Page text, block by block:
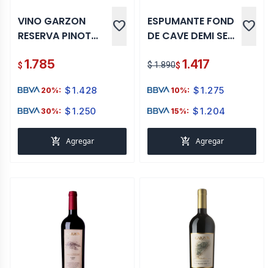
VINO GARZON
RESERVA PINOT
MAGNUM 1.5 LT
favorite
$ 1.785
20%: $1.428
30%: $1.250
add_shopping_cart Agregar
ESPUMANTE FOND
DE CAVE DEMI SEC
favorite
$ 1.890$ 1.417
10%: $1.275
15%: $1.204
add_shopping_cart Agregar